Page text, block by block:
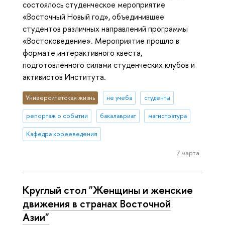
состоялось студенческое мероприятие
«Восточный Новый год», объединившее
студентов различных направлений программы
«Востоковедение». Мероприятие прошло в
формате интерактивного квеста,
подготовленного силами студенческих клубов и
активистов Института.
Университетская жизнь не учеба студенты
репортаж о событии бакалавриат магистратура
Кафедра корееведения
7 марта
Круглый стол "Женщины и женские
движения в странах Восточной
Азии"